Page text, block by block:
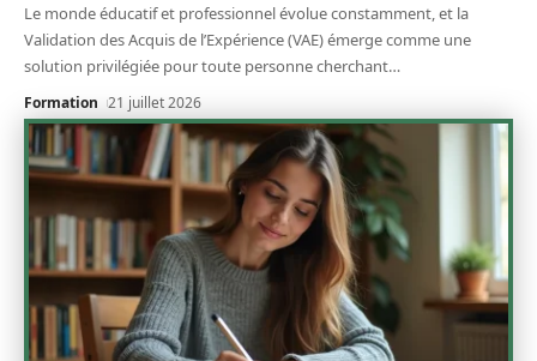
Le monde éducatif et professionnel évolue constamment, et la
Validation des Acquis de l’Expérience (VAE) émerge comme une
solution privilégiée pour toute personne cherchant…
Formation 21 juillet 2026